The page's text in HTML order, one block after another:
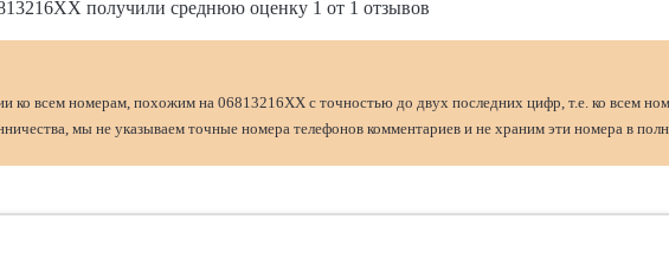
получили среднюю оценку 1 от 1 отзывов
ко всем номерам, похожим на 06813216XX с точностью до двух последних цифр, т.е. ко всем
мы не указываем точные номера телефонов комментариев и не храним эти номера в